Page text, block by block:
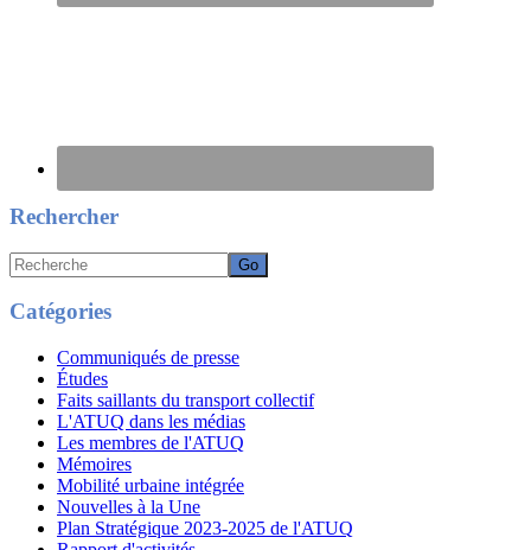
Rechercher
Recherche
Catégories
Communiqués de presse
Études
Faits saillants du transport collectif
L'ATUQ dans les médias
Les membres de l'ATUQ
Mémoires
Mobilité urbaine intégrée
Nouvelles à la Une
Plan Stratégique 2023-2025 de l'ATUQ